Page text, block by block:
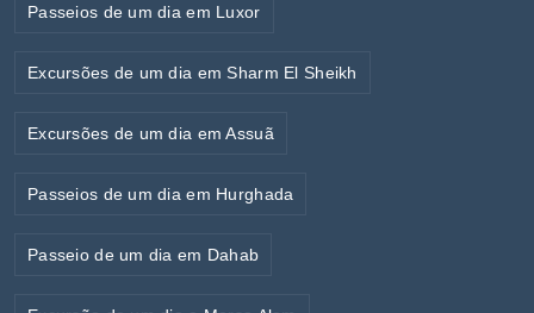
Passeios de um dia em Luxor
Excursões de um dia em Sharm El Sheikh
Excursões de um dia em Assuã
Passeios de um dia em Hurghada
Passeio de um dia em Dahab